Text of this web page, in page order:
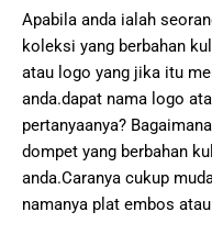
Apabila anda ialah
koleksi yang berbahan
atau logo yang jika itu
anda.dapat nama logo
pertanyaanya?
dompet yang berbahan
anda.Caranya cukup
namanya plat embos